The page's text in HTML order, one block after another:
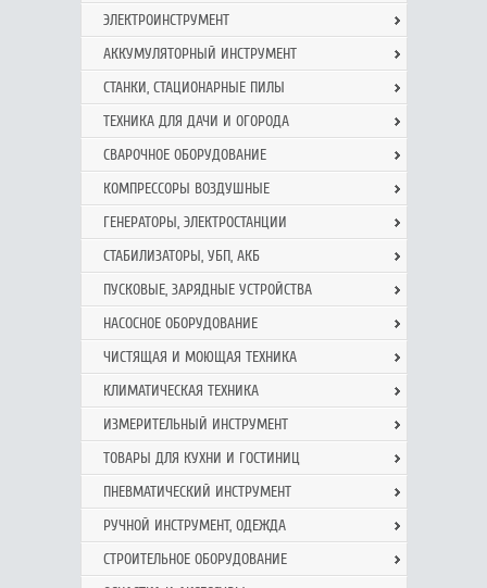
ЭЛЕКТРОИНСТРУМЕНТ
АККУМУЛЯТОРНЫЙ ИНСТРУМЕНТ
СТАНКИ, СТАЦИОНАРНЫЕ ПИЛЫ
ТЕХНИКА ДЛЯ ДАЧИ И ОГОРОДА
СВАРОЧНОЕ ОБОРУДОВАНИЕ
КОМПРЕССОРЫ ВОЗДУШНЫЕ
ГЕНЕРАТОРЫ, ЭЛЕКТРОСТАНЦИИ
СТАБИЛИЗАТОРЫ, УБП, АКБ
ПУСКОВЫЕ, ЗАРЯДНЫЕ УСТРОЙСТВА
НАСОСНОЕ ОБОРУДОВАНИЕ
ЧИСТЯЩАЯ И МОЮЩАЯ ТЕХНИКА
КЛИМАТИЧЕСКАЯ ТЕХНИКА
ИЗМЕРИТЕЛЬНЫЙ ИНСТРУМЕНТ
ТОВАРЫ ДЛЯ КУХНИ И ГОСТИНИЦ
ПНЕВМАТИЧЕСКИЙ ИНСТРУМЕНТ
РУЧНОЙ ИНCТРУМЕНТ, ОДЕЖДА
СТРОИТЕЛЬНОЕ ОБОРУДОВАНИЕ